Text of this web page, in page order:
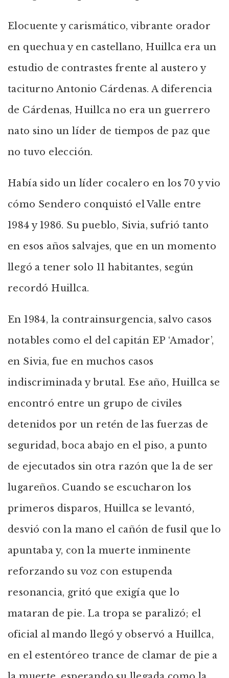
Elocuente y carismático, vibrante orador
en quechua y en castellano, Huillca era un
estudio de contrastes frente al austero y
taciturno Antonio Cárdenas. A diferencia
de Cárdenas, Huillca no era un guerrero
nato sino un líder de tiempos de paz que
no tuvo elección.
Había sido un líder cocalero en los 70 y vio
cómo Sendero conquistó el Valle entre
1984 y 1986. Su pueblo, Sivia, sufrió tanto
en esos años salvajes, que en un momento
llegó a tener solo 11 habitantes, según
recordó Huillca.
En 1984, la contrainsurgencia, salvo casos
notables como el del capitán EP ‘Amador’,
en Sivia, fue en muchos casos
indiscriminada y brutal. Ese año, Huillca se
encontró entre un grupo de civiles
detenidos por un retén de las fuerzas de
seguridad, boca abajo en el piso, a punto
de ejecutados sin otra razón que la de ser
lugareños. Cuando se escucharon los
primeros disparos, Huillca se levantó,
desvió con la mano el cañón de fusil que lo
apuntaba y, con la muerte inminente
reforzando su voz con estupenda
resonancia, gritó que exigía que lo
mataran de pie. La tropa se paralizó; el
oficial al mando llegó y observó a Huillca,
en el estentóreo trance de clamar de pie a